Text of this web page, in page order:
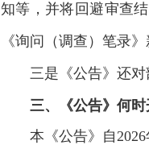
知等，并将回避审查
《询问（调查）笔录
三是《公告》还
三、《公告》何
本《公告》自